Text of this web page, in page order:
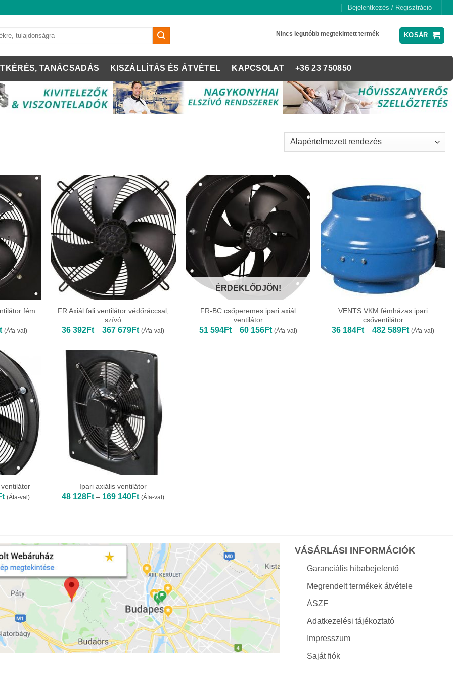
Bejelentkezés / Regisztráció
Nincs legutóbb megtekintett termék KOSÁR
TANÁCSADÁS KISZÁLLÍTÁS ÉS ÁTVÉTEL KAPCSOLAT +36 23 750850
fém
Ártartomány:
38
-
65
391Ft
(Áfa-val)
FR Axiál fali ventilátor védőráccsal,
szívó
36 392Ft – 367 679FtÁrtartomány:
36
-
367
679Ft
(Áfa-val)
ÉRDEKLŐDJÖN!
FR-BC csőperemes ipari axiál
ventilátor
51 594Ft – 60 156FtÁrtartomány:
51
(Áfa-val)
VENTS VKM fémházas ipari
csőventilátor
36 184Ft – 482 589FtÁrtartomány:
36
(Áfa-val)
Ártartomány:
49
(Áfa-val)
Ipari axiális ventilátor
48 128Ft – 169 140FtÁrtartomány:
48
(Áfa-val)
VÁSÁRLÁSI INFORMÁCIÓK
Garanciális hibabejelentő
Megrendelt termékek átvétele
ÁSZF
Adatkezelési tájékoztató
Impresszum
Saját fiók